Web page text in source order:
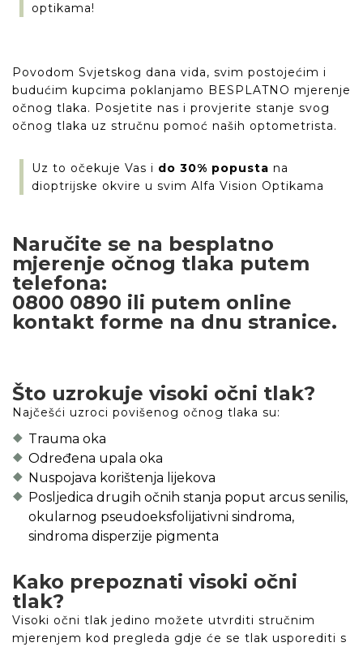
optikama!
Povodom Svjetskog dana vida, svim postojećim i
budućim kupcima poklanjamo BESPLATNO mjerenje
očnog tlaka. Posjetite nas i provjerite stanje svog
očnog tlaka uz stručnu pomoć naših optometrista.
Uz to očekuje Vas i do 30% popusta na
dioptrijske okvire u svim Alfa Vision Optikama
Naručite se na besplatno
mjerenje očnog tlaka putem
telefona:
0800 0890 ili putem online
kontakt forme na dnu stranice.
Što uzrokuje visoki očni tlak?
Najčešći uzroci povišenog očnog tlaka su:
Trauma oka
Određena upala oka
Nuspojava korištenja lijekova
Posljedica drugih očnih stanja poput arcus senilis,
okularnog pseudoeksfolijativni sindroma,
sindroma disperzije pigmenta
Kako prepoznati visoki očni
tlak?
Visoki očni tlak jedino možete utvrditi stručnim
mjerenjem kod pregleda gdje će se tlak usporediti s